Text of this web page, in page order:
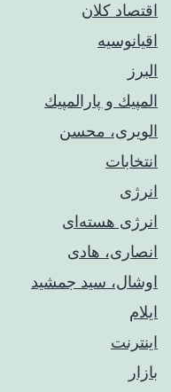
اقتصاد کلان
اقیانوسیه
البرز
المپيك و پارالمپيك
الویری، محسن
انتخابات
انرژی
انرژی هسته‌ای
انصاری، هادی
اوشال، سید جمشید
ایلام
اینترنت
بازار